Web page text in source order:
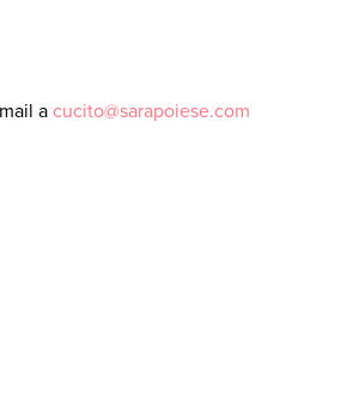
a cucito@sarapoiese.com